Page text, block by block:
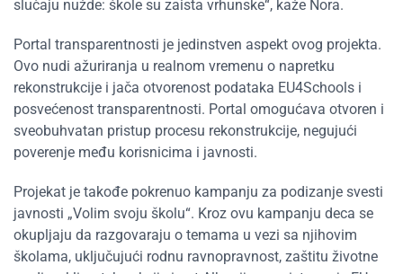
slučaju nužde: škole su zaista vrhunske“, kaže Nora.
Portal transparentnosti je jedinstven aspekt ovog projekta.
Ovo nudi ažuriranja u realnom vremenu o napretku
rekonstrukcije i jača otvorenost podataka EU4Schools i
posvećenost transparentnosti. Portal omogućava otvoren i
sveobuhvatan pristup procesu rekonstrukcije, negujući
poverenje među korisnicima i javnosti.
Projekat je takođe pokrenuo kampanju za podizanje svesti
javnosti „Volim svoju školu“. Kroz ovu kampanju deca se
okupljaju da razgovaraju o temama u vezi sa njihovim
školama, uključujući rodnu ravnopravnost, zaštitu životne